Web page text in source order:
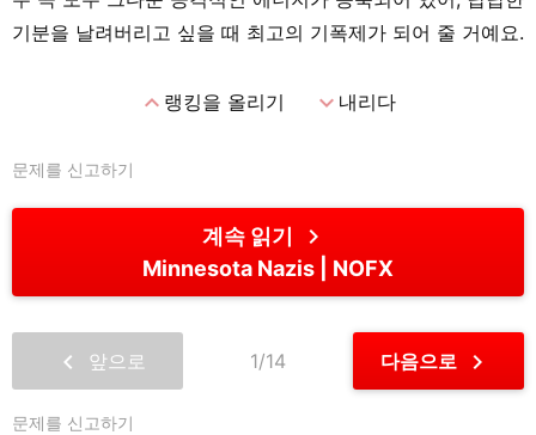
기분을 날려버리고 싶을 때 최고의 기폭제가 되어 줄 거예요.
expand_less랭킹을 올리기 expand_more내리다
문제를 신고하기
계속 읽기 chevron_right
Minnesota Nazis NOFX
chevron_left 앞으로 1/14 다음으로 chevron_right
문제를 신고하기